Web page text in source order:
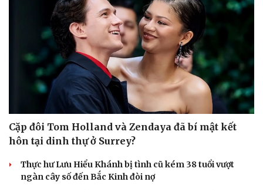
Cặp đôi Tom Holland và Zendaya đã bí mật kết
hôn tại dinh thự ở Surrey?
Thực hư Lưu Hiểu Khánh bị tình cũ kém 38 tuổi vượt
ngàn cây số đến Bắc Kinh đòi nợ